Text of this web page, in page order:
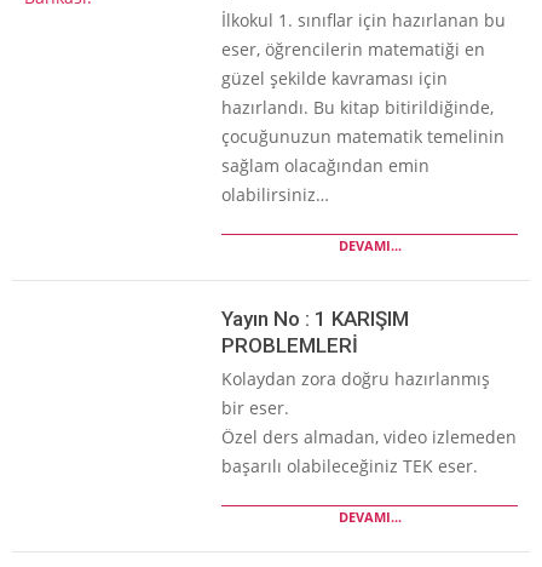
İlkokul 1. sınıflar için hazırlanan bu
eser, öğrencilerin matematiği en
güzel şekilde kavraması için
hazırlandı. Bu kitap bitirildiğinde,
çocuğunuzun matematik temelinin
sağlam olacağından emin
olabilirsiniz…
DEVAMI...
Yayın No : 1 KARIŞIM
PROBLEMLERİ
Kolaydan zora doğru hazırlanmış
bir eser.
Özel ders almadan, video izlemeden
başarılı olabileceğiniz TEK eser.
DEVAMI...